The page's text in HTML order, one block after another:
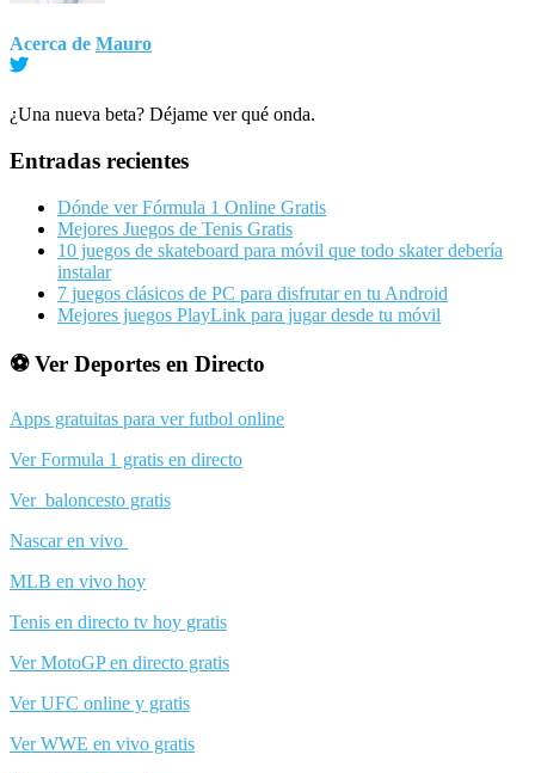
Acerca de Mauro
¿Una nueva beta? Déjame ver qué onda.
Barra
lateral
principal
Entradas recientes
Dónde ver Fórmula 1 Online Gratis
Mejores Juegos de Tenis Gratis
10 juegos de skateboard para móvil que todo skater debería
instalar
7 juegos clásicos de PC para disfrutar en tu Android
Mejores juegos PlayLink para jugar desde tu móvil
⚽ Ver Deportes en Directo
Apps gratuitas para ver futbol online
Ver Formula 1 gratis en directo
Ver baloncesto gratis
Nascar en vivo
MLB en vivo hoy
Tenis en directo tv hoy gratis
Ver MotoGP en directo gratis
Ver UFC online y gratis
Ver WWE en vivo gratis